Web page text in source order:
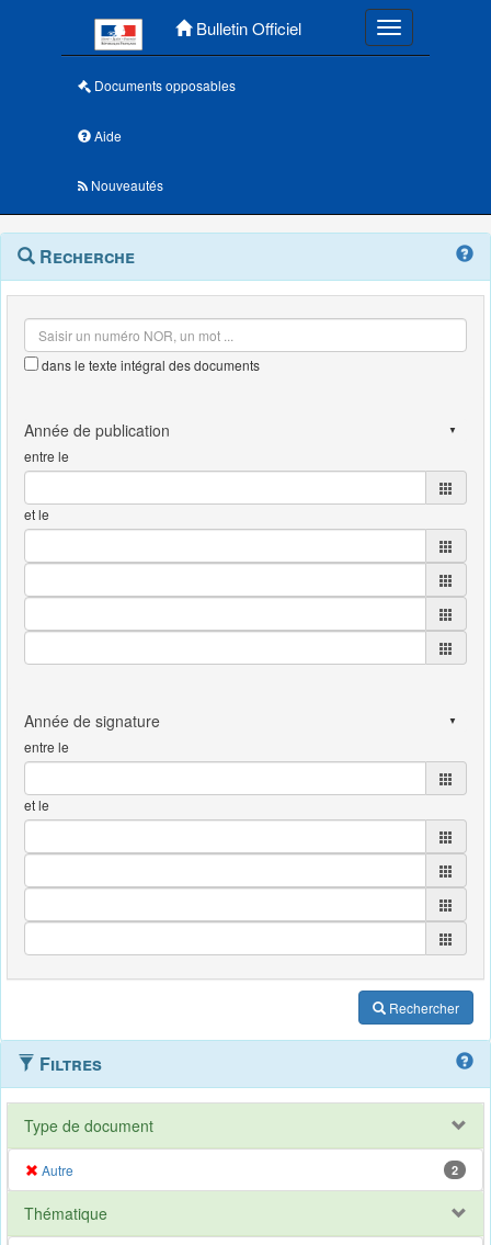
Bulletin Officiel Toggle
Documents opposables
Aide
Nouveautés
Navigation
outils
Menu
contextuel
Recherche
dans le texte intégral des documents
entre le
et le
entre le
et le
Rechercher
Filtres
Type de document
Autre 2
Thématique